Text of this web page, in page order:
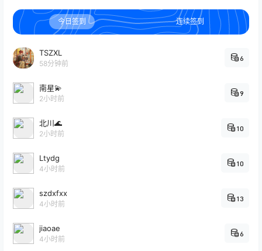
今日签到 连续签到
TSZXL
58分钟前
6
南星💫
2小时前
9
北川🌊
2小时前
10
Ltydg
4小时前
10
szdxfxx
4小时前
13
jiaoae
4小时前
6